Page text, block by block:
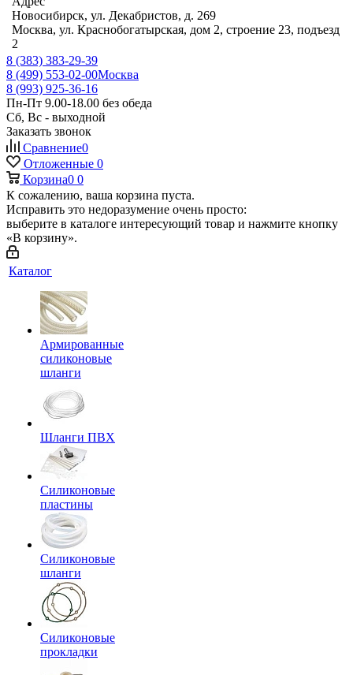
Новосибирск, ул. Декабристов, д. 269
Москва, ул. Краснобогатырская, дом 2, строение 23, подъезд
2
8 (383) 383-29-39
8 (499) 553-02-00Москва
8 (993) 925-36-16
Пн-Пт 9.00-18.00 без обеда
Сб, Вс - выходной
Заказать звонок
Сравнение0
Отложенные 0
Корзина0 0
К сожалению, ваша корзина пуста.
Исправить это недоразумение очень просто:
выберите в каталоге интересующий товар и нажмите кнопку
«В корзину».
Каталог
Армированные
силиконовые
шланги
Шланги ПВХ
Силиконовые
пластины
Силиконовые
шланги
Силиконовые
прокладки